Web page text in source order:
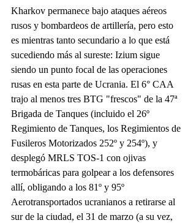
Kharkov permanece bajo ataques aéreos
rusos y bombardeos de artillería, pero esto
es mientras tanto secundario a lo que está
sucediendo más al sureste: Izium sigue
siendo un punto focal de las operaciones
rusas en esta parte de Ucrania. El 6° CAA
trajo al menos tres BTG "frescos" de la 47ª
Brigada de Tanques (incluido el 26º
Regimiento de Tanques, los Regimientos de
Fusileros Motorizados 252º y 254º), y
desplegó MRLS TOS-1 con ojivas
termobáricas para golpear a los defensores
allí, obligando a los 81º y 95º
Aerotransportados ucranianos a retirarse al
sur de la ciudad, el 31 de marzo (a su vez,